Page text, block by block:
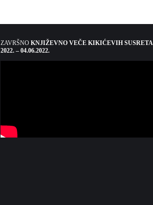
ZAVRŠNO KNJIŽEVNO VEČE KIKIĆEVIH SUSRETA
2022. – 04.06.2022.